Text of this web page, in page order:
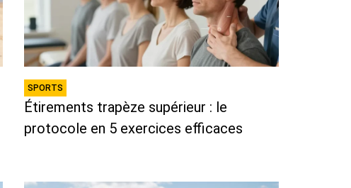
SPORTS
Étirements trapèze supérieur : le
protocole en 5 exercices efficaces